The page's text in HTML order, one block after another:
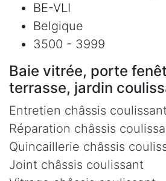
BE-VLI
Belgique
3500 - 3999
Baie vitrée, porte
terrasse, jardin
Entretien châssis
Réparation châssis
Quincaillerie châssis
Joint châssis coulissant